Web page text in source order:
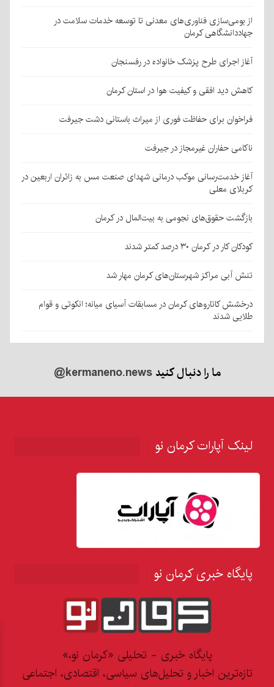
از بومی‌سازی فناوری‌های معدنی تا توسعه خدمات سلامت در
جهاددانشگاهی کرمان
آغاز اجرای طرح پزشک خانواده در رفسنجان
کاهش دید افقی و کیفیت هوا در استان کرمان
فراخوان برای حفاظت فوری از میراث باستانی دشت جیرفت
ناکامی حفاران غیرمجاز در جیرفت
آغاز خدمت‌رسانی موکب درمانی شهدای صنعت مس به زائران اربعین در
کربلای معلی
بازگشت حقوق‌های نجومی به بیت‌المال در کرمان
کودکان کار در کرمان ۳۰ درصد کمتر شدند
تنش آبی مراکز شهرستان‌های کرمان مهار شد
درخشش کاتاروهای کرمان در مسابقات آسیای میانه؛ انکوتی و قوام
طلایی شدند
ما را دنبال کنید@kermaneno.news
لینک آپارات کرمان نو
پایگاه خبری کرمان نو
پایگاه خبری - تحلیلی «کرمان نو،»
تازه‌ترین اخبار و تحلیل‌های سیاسی، اقتصادی، اجتماعی